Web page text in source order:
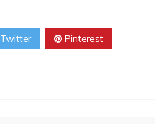
Twitter Pinterest